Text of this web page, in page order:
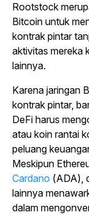
Rootstock
Bitcoin untuk
kontrak pintar
aktivitas mereka
lainnya.
Karena jaringan
kontrak pintar,
DeFi harus
atau koin rantai
peluang
Meskipun
Cardano (ADA),
lainnya
dalam